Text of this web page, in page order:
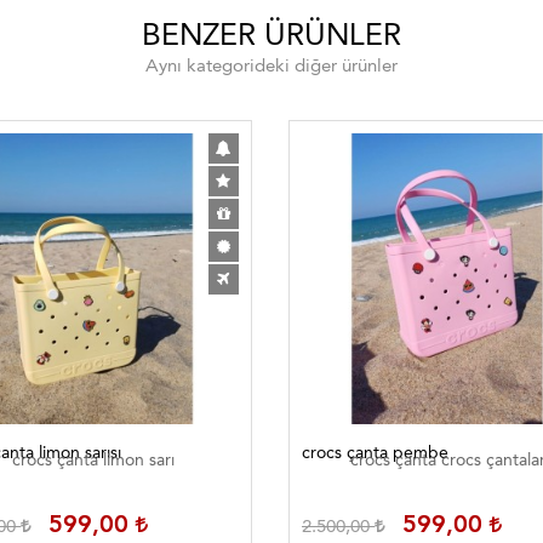
BENZER ÜRÜNLER
Aynı kategorideki diğer ürünler
limon sarısı
crocs çanta limon sarı
599,00
crocs çanta pembe
crocs çanta crocs
2.500,00 599,00